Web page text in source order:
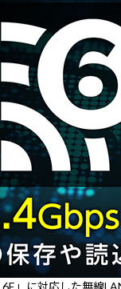
」に対応した無線